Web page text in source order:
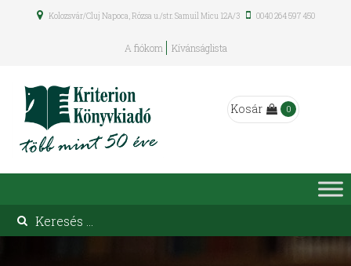
Kolozsvár/Cluj Napoca, Rózsa u./str. Samuil Micu 12A/3 0040 264 597 450
A fiókom Kívánságlista
Kosár 0